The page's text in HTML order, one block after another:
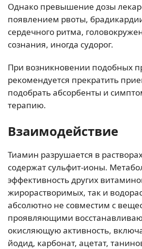
Однако превышение дозы
появлением рвоты,
сердечного ритма,
сознания, иногда судорог.
При возникновении подобных
рекомендуется прекратить
подобрать абсорбенты и
терапию.
Взаимодействие
Тиамин разрушается в
содержат сульфит-ионы.
эффективность других
жирорастворимых, так и
абсолютно не совместим с
проявляющими
окисляющую активность,
йодид, карбонат, ацетат,